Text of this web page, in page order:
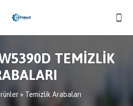
TEMİZLİK
» Temizlik Arabaları